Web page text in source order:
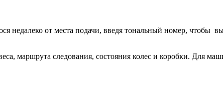
недалеко от места подачи, введя тональный номер, чтобы
маршрута следования, состояния колес и коробки. Для